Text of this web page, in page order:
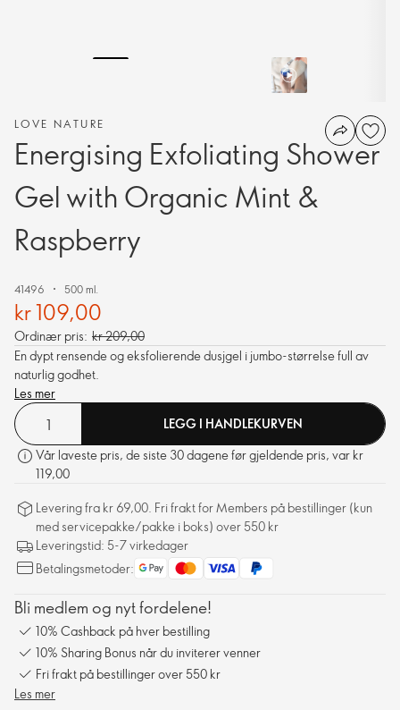
LOVE NATURE
Energising Exfoliating Shower
Gel with Organic Mint &
Raspberry
41496 500 ml.
kr 109,00
Ordinær pris: kr 209,00
En dypt rensende og eksfolierende dusjgel i jumbo-størrelse full av
naturlig godhet.
Les mer
LEGG I HANDLEKURVEN
Vår laveste pris, de siste 30 dagene før gjeldende pris, var kr
119,00
Levering fra kr 69,00. Fri frakt for Members på bestillinger (kun
med servicepakke/pakke i boks) over 550 kr
Leveringstid: 5-7 virkedager
Betalingsmetoder:
Bli medlem og nyt fordelene!
10% Cashback på hver bestilling
10% Sharing Bonus når du inviterer venner
Fri frakt på bestillinger over 550 kr
Les mer